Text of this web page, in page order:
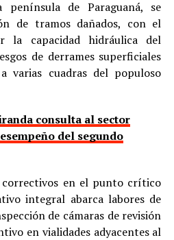
península de Paraguaná, se
de tramos dañados, con el
la capacidad hidráulica del
de derrames superficiales
varias cuadras del populoso
consulta al sector
del segundo
correctivos en el punto crítico
integral abarca labores de
de cámaras de revisión
en vialidades adyacentes al